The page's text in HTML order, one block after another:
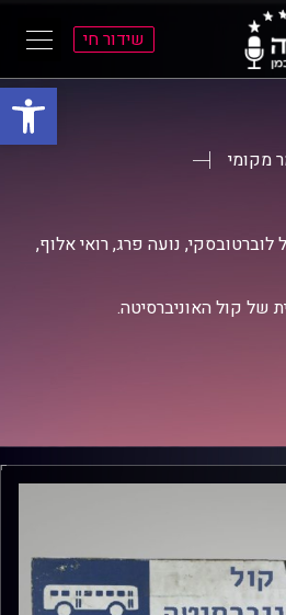
פתח
שידור חי
מקומי
לוברטובסקי, נועה פרג, רואי אלוף,
של קול האוניברסיטה.